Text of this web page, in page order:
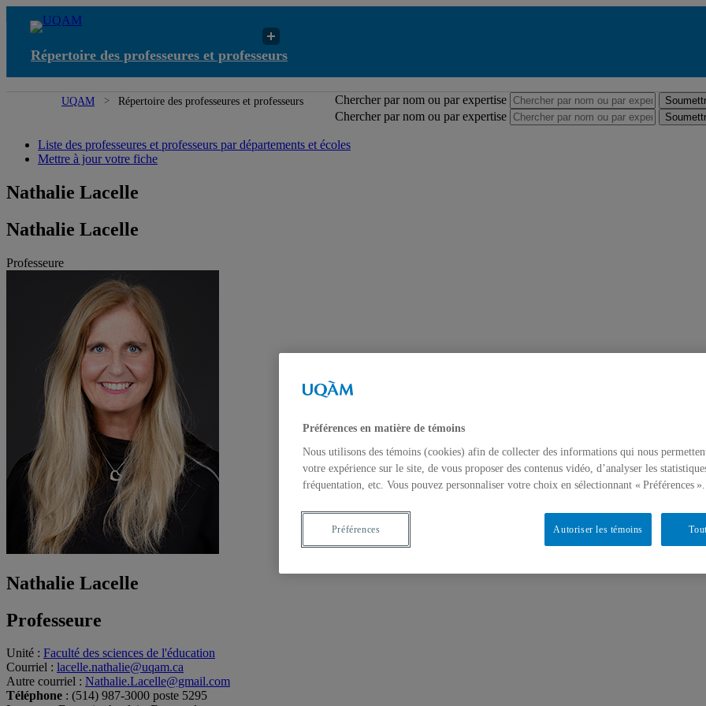
Répertoire des professeures et professeurs
UQAM Répertoire des professeures et professeurs
Chercher par nom ou par expertise
Chercher par nom ou par expertise
Liste des professeures et professeurs par départements et écoles
Mettre à jour votre fiche
Nathalie Lacelle
Nathalie Lacelle
Professeure
Nathalie Lacelle
Professeure
Unité : Faculté des sciences de l'éducation
Courriel : lacelle.nathalie@uqam.ca
Autre courriel : Nathalie.Lacelle@gmail.com
Téléphone : (514) 987-3000 poste 5295
Préférences en matière de témoins
Nous utilisons des témoins (cookies) afin de collecter des informations qui nous
votre expérience sur le site, de vous proposer des contenus vidéo, d’analyser les
fréquentation, etc. Vous pouvez personnaliser votre choix en sélectionnant « Préférences ».
Autoriser les témoins
Préférences